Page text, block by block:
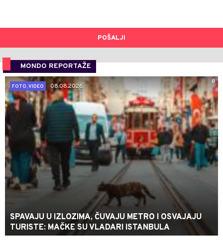
POŠALJI
MONDO REPORTAŽE
0
FOTO, VIDEO
08.08.2026.
SPAVAJU U IZLOZIMA, ČUVAJU METRO I OSVAJAJU
TURISTE: MAČKE SU VLADARI ISTANBULA